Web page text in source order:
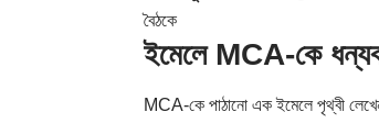
বৈঠকে
ইমেলে MCA-কে
MCA-কে পাঠানো এক ইমেলে পৃথ্বী